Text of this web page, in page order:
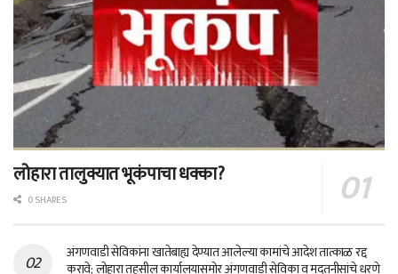
लोहारा तालुक्यात भूकंपाचा धक्का?
0 SHARES
अंगणवाडी सेविकांना खातेबाह्य देण्यात आलेल्या कामांचे आदेश तात्काळ रद्द
करावे; लोहारा तहसील कार्यालयासमोर अंगणवाडी सेविका व मदतनीसांचे धरणे